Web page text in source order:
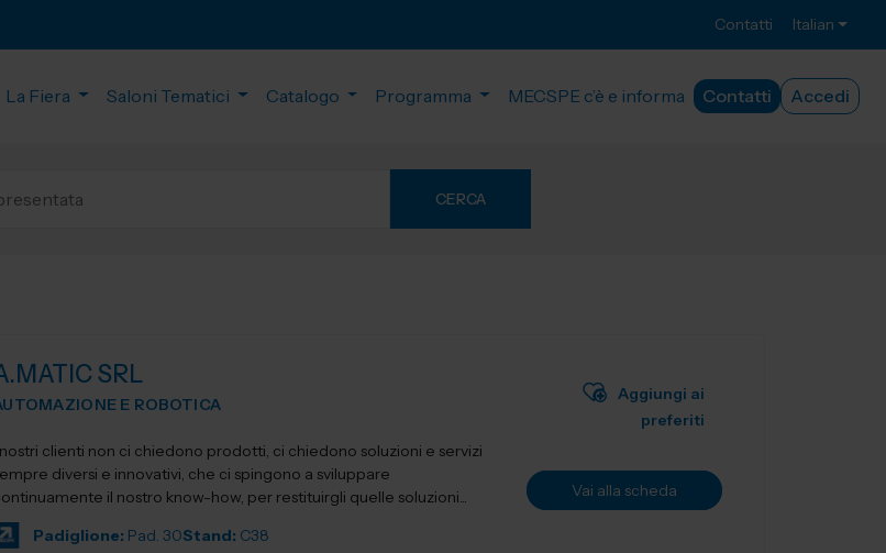
Contatti Italian
La Fiera Saloni Tematici Catalogo Programma MECSPE c’è e informa Contatti Accedi
CERCA
SRL
E ROBOTICA
clienti non ci chiedono prodotti, ci chiedono soluzioni e servizi
diversi e innovativi, che ci spingono a sviluppare
il nostro know-how, per restituirgli quelle soluzioni...
Padiglione: Pad. 30Stand: C38
Aggiungi ai
preferiti
Vai alla scheda